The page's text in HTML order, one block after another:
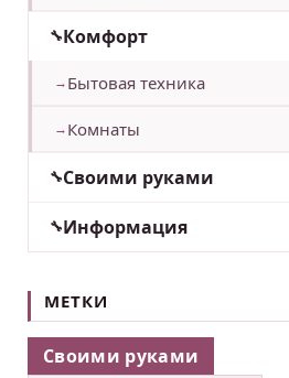
Комфорт
Бытовая техника
Комнаты
Своими руками
Информация
МЕТКИ
Своими руками